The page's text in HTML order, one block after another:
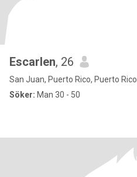
Escarlen, 26
San Juan, Puerto Rico, Puerto Rico
Söker: Man 30 - 50